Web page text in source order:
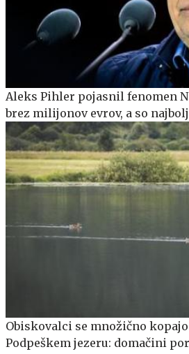
Aleks Pihler pojasnil fenomen
brez milijonov evrov, a so
Obiskovalci se množično
Podpeškem jezeru: domačini